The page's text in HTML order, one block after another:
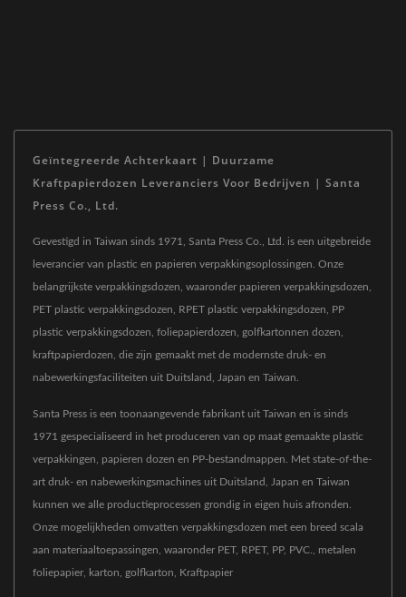
Geïntegreerde Achterkaart | Duurzame
Kraftpapierdozen Leveranciers Voor Bedrijven | Santa
Press Co., Ltd.
Gevestigd in Taiwan sinds 1971, Santa Press Co., Ltd. is een uitgebreide
leverancier van plastic en papieren verpakkingsoplossingen. Onze
belangrijkste verpakkingsdozen, waaronder papieren verpakkingsdozen,
PET plastic verpakkingsdozen, RPET plastic verpakkingsdozen, PP
plastic verpakkingsdozen, foliepapierdozen, golfkartonnen dozen,
kraftpapierdozen, die zijn gemaakt met de modernste druk- en
nabewerkingsfaciliteiten uit Duitsland, Japan en Taiwan.
Santa Press is een toonaangevende fabrikant uit Taiwan en is sinds
1971 gespecialiseerd in het produceren van op maat gemaakte plastic
verpakkingen, papieren dozen en PP-bestandmappen. Met state-of-the-
art druk- en nabewerkingsmachines uit Duitsland, Japan en Taiwan
kunnen we alle productieprocessen grondig in eigen huis afronden.
Onze mogelijkheden omvatten verpakkingsdozen met een breed scala
aan materiaaltoepassingen, waaronder PET, RPET, PP, PVC., metalen
foliepapier, karton, golfkarton, Kraftpapier